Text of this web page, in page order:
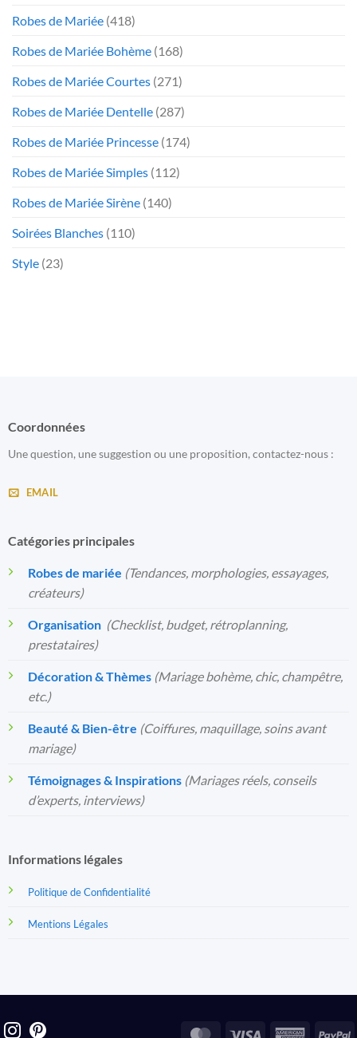
Robes de Mariée (418)
Robes de Mariée Bohème (168)
Robes de Mariée Courtes (271)
Robes de Mariée Dentelle (287)
Robes de Mariée Princesse (174)
Robes de Mariée Simples (112)
Robes de Mariée Sirène (140)
Soirées Blanches (110)
Style (23)
Coordonnées
Une question, une suggestion ou une proposition, contactez-nous :
EMAIL
Catégories principales
Robes de mariée (Tendances, morphologies, essayages,
créateurs)
Organisation️ (Checklist, budget, rétroplanning,
prestataires)
Décoration & Thèmes (Mariage bohème, chic, champêtre,
etc.)
Beauté & Bien-être (Coiffures, maquillage, soins avant
mariage)
Témoignages & Inspirations (Mariages réels, conseils
d’experts, interviews)
Informations légales
Politique de Confidentialité
Mentions Légales
MasterCard
Visa American